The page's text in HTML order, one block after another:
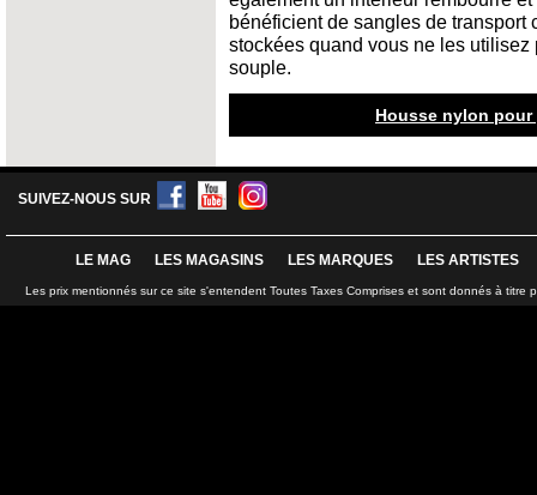
bénéficient de sangles de transport
stockées quand vous ne les
souple.
Housse nylon
SUIVEZ-NOUS SUR
LE MAG LES MAGASINS LES MARQUES LES ARTISTES
Les prix mentionnés sur ce site s'entendent Toutes Taxes Comprises et sont donnés à